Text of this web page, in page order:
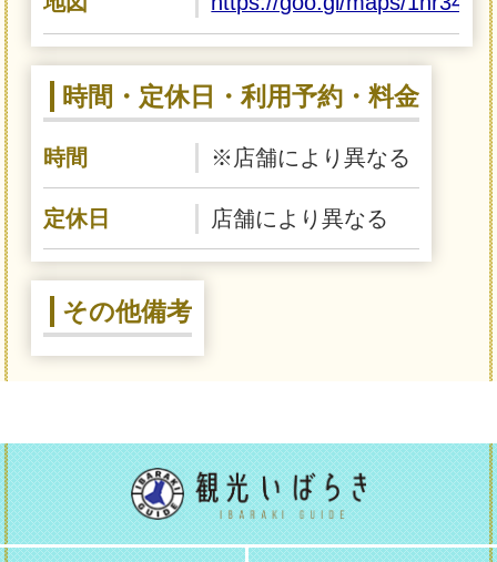
時間・定休日・利用予約・料金
時間 ※店舗により異なる
定休日 店舗により異なる
その他備考